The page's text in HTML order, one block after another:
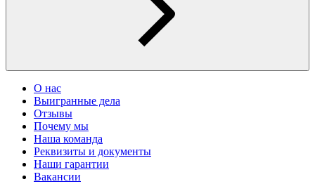
О нас
Выигранные дела
Отзывы
Почему мы
Наша команда
Реквизиты и документы
Наши гарантии
Вакансии